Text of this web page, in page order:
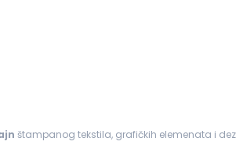
štampanog tekstila, grafičkih elemenata i